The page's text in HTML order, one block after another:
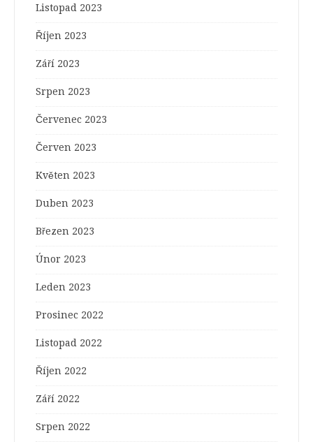
Listopad 2023
Říjen 2023
Září 2023
Srpen 2023
Červenec 2023
Červen 2023
Květen 2023
Duben 2023
Březen 2023
Únor 2023
Leden 2023
Prosinec 2022
Listopad 2022
Říjen 2022
Září 2022
Srpen 2022